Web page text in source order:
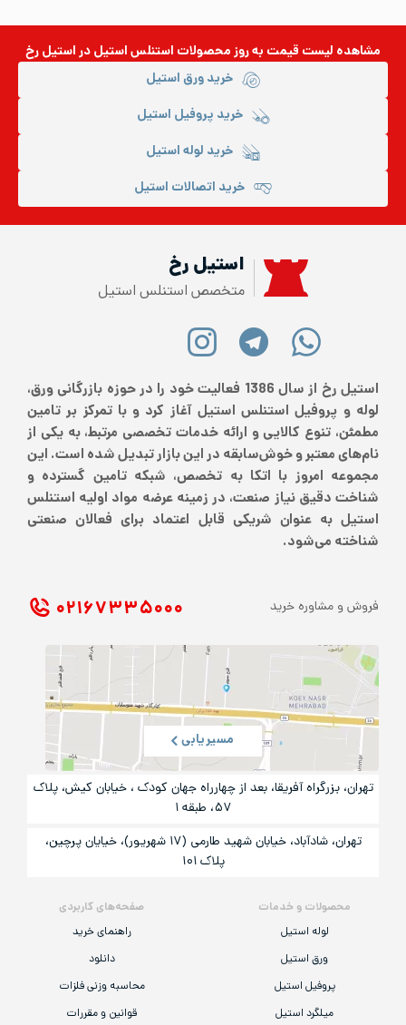
مشاهده لیست قیمت به روزمحصولات استنلس استیلدر استیل رخ
خرید ورق استیل
خرید پروفیل استیل
خرید لوله استیل
خرید اتصالات استیل
استیل رخ
متخصص استنلس استیل
استیل رخ از سال 1386 فعالیت خود را در حوزه بازرگانی ورق،
لوله و پروفیل استنلس استیل آغاز کرد و با تمرکز بر تامین
مطمئن، تنوع کالایی و ارائه خدمات تخصصی مرتبط، به یکی از
نام‌های معتبر و خوش‌سابقه در این بازار تبدیل شده است. این
مجموعه امروز با اتکا به تخصص، شبکه تامین گسترده و
شناخت دقیق نیاز صنعت، در زمینه عرضه مواد اولیه استنلس
استیل به عنوان شریکی قابل اعتماد برای فعالان صنعتی
شناخته می‌شود.
محصولات و خدمات
لوله استیل
ورق استیل
پروفیل استیل
میلگرد استیل
صفحه‌های کاربردی
راهنمای خرید
دانلود
محاسبه وزنی فلزات
قوانین و مقررات
فروش و مشاوره خرید ۰۲۱ ۶۷۳۳۵۰۰۰
مسیریابی
تهران، بزرگراه آفریقا، بعد از چهارراه جهان کودک ، خیابان کیش، پلاک
۵۷، طبقه ۱
تهران، شادآباد، خیابان شهید طارمی (۱۷ شهریور)، خیایان پرچین،
پلاک ۱۰۱